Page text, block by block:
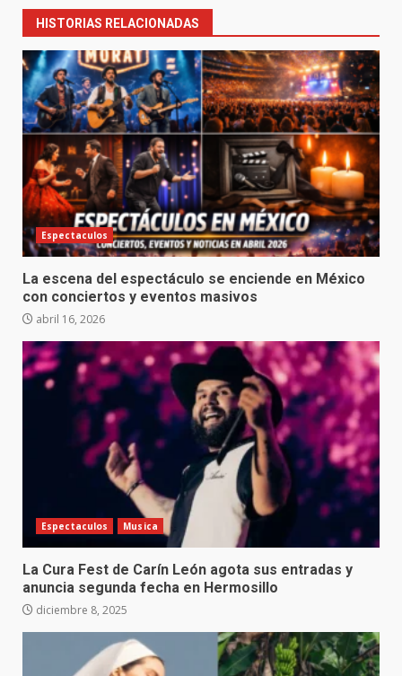
HISTORIAS RELACIONADAS
Espectaculos
La escena del espectáculo se enciende en México
con conciertos y eventos masivos
abril 16, 2026
Espectaculos Musica
La Cura Fest de Carín León agota sus entradas y
anuncia segunda fecha en Hermosillo
diciembre 8, 2025